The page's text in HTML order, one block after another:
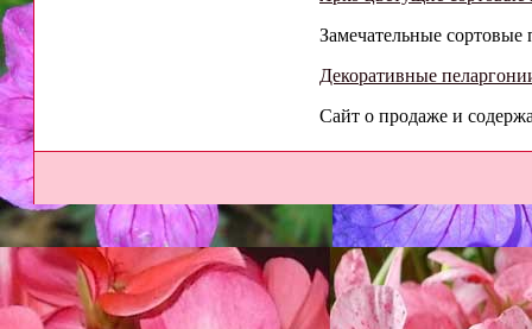
Замечательные сортовые
Декоративные
Сайт о продаже и